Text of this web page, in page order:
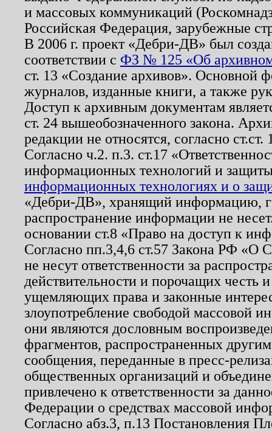
и массовых коммуникаций
Российская Федерация, зарубежные
В 2006 г. проект «Дебри-ДВ» был
соответствии с ФЗ № 125 «Об
ст. 13 «Создание архивов». Основной
журналов, изданные книги, а также
Доступ к архивным документам
ст. 24 вышеобозначенного закона.
редакции не относятся, согласно
Согласно ч.2. п.3. ст.17
информационных технологий и
информационных технологиях и о
«Дебри-ДВ», хранящий информацию,
распространение информации не
основании ст.8 «Право на доступ к
Согласно пп.3,4,6 ст.57 Закона РФ «О
не несут ответственности за
действительности и порочащих честь
ущемляющих права и законные
злоупотребление свободой массовой
они являются дословным
фрагментов, распространенных
сообщения, переданные в пресс-
общественных организаций и
привлечено к ответственности за
Федерации о средствах массовой
Согласно абз.3, п.13 Постановления